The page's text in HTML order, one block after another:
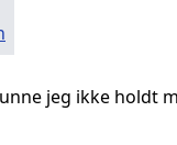
jeg ikke holdt